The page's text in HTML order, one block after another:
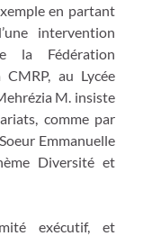
en partant
intervention
la Fédération
au Lycée
M. insiste
comme par
Emmanuelle
Diversité et
exécutif, et